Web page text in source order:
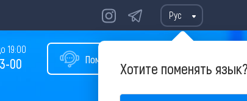
Рус
Хотите поменять
Помощь в подборе тура
19:00
00